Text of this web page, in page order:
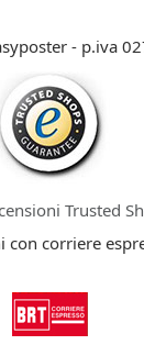
- p.iva
Trusted
con corriere